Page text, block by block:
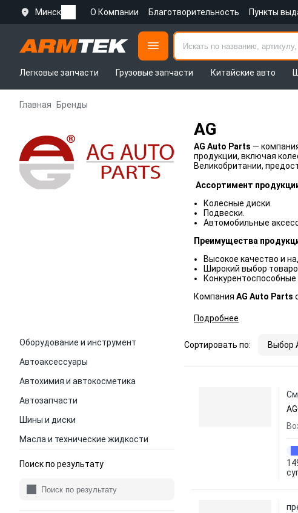
Минск О Компании Благотворительность Пункты
Легковые запчасти
Грузовые запчасти Китайские авто
Главная Бренды
AG
AG Auto Parts —
продукции, включая
Великобритании,
Ассортимент
Колесные диски.
Подвески.
Автомобильные
Преимущества
Высокое качество и
Широкий выбор
Конкурентоспособные
Компания AG Auto Parts
Подробнее
Оборудование и инструмент
Автоаксессуары
Автохимия и автокосметика
Автозапчасти
Шины и диски
Масла и технические жидкости
Поиск по результату
Сортировать по: Выбор
AG